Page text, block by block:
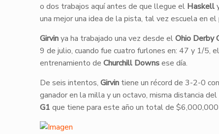
o dos trabajos aquí antes de que llegue el Haskell
una mejor una idea de la pista, tal vez escuela en
Girvinya ha trabajado una vez desde elOhio Derby
9 de julio, cuando fue cuatro furlones en: 47 y 1/5,
entrenamiento de Churchill Downsese día.
De seis intentos, Girvintiene un récord de 3-2-0
ganador en la milla y un octavo, misma distancia del
G1 que tiene para este año un total de $6,000,000